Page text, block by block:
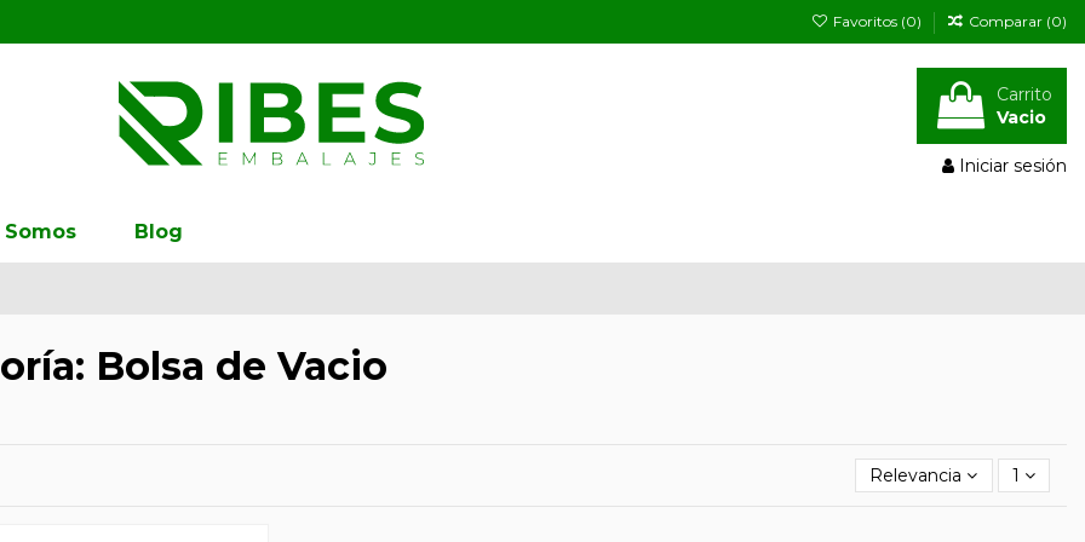
Favoritos (0) Comparar (0)
Carrito
Vacio
Iniciar sesión
Blog
Bolsa de Vacio
Relevancia 1